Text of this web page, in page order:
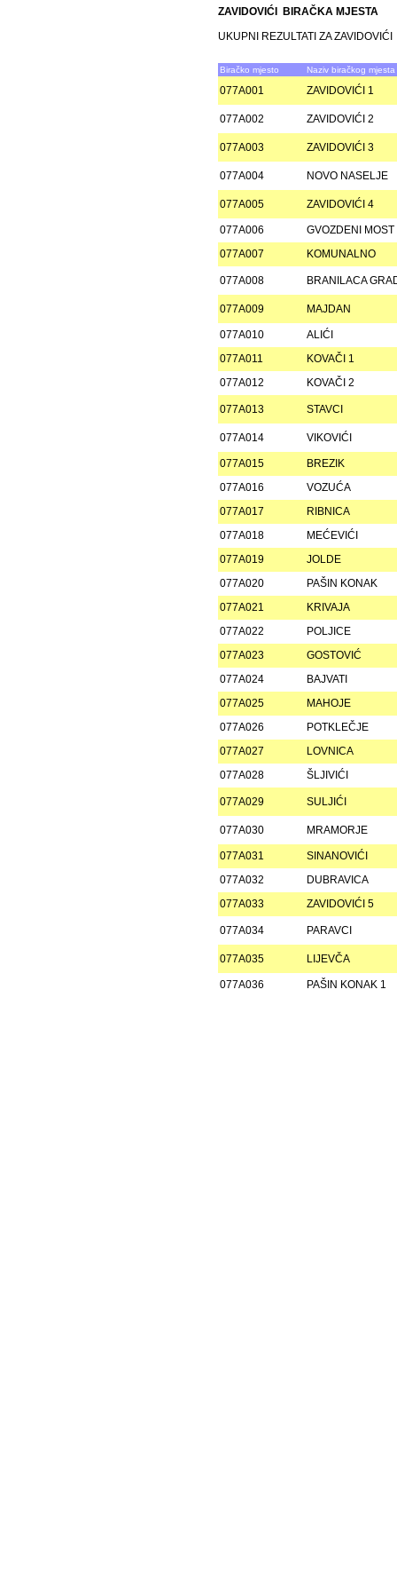
ZAVIDOVIĆI BIRAČKA MJESTA
UKUPNI REZULTATI ZA ZAVIDOVIĆI
Biračko mjesto Naziv biračkog mjesta
077A001 ZAVIDOVIĆI 1
077A002 ZAVIDOVIĆI 2
077A003 ZAVIDOVIĆI 3
077A004 NOVO NASELJE
077A005 ZAVIDOVIĆI 4
077A006
GVOZDENI MOST
077A007
KOMUNALNO
077A008 BRANILACA
077A009 MAJDAN
077A010
ALIĆI
077A011
KOVAČI 1
077A012
KOVAČI 2
077A013 STAVCI
077A014 VIKOVIĆI
077A015
BREZIK
077A016
VOZUĆA
077A017
RIBNICA
077A018
MEĆEVIĆI
077A019
JOLDE
077A020
PAŠIN KONAK
077A021
KRIVAJA
077A022
POLJICE
077A023
GOSTOVIĆ
077A024
BAJVATI
077A025
MAHOJE
077A026
POTKLEČJE
077A027
LOVNICA
077A028
ŠLJIVIĆI
077A029 SULJIĆI
077A030 MRAMORJE
077A031
SINANOVIĆI
077A032
DUBRAVICA
077A033
ZAVIDOVIĆI 5
077A034 PARAVCI
077A035 LIJEVČA
077A036 PAŠIN KONAK 1